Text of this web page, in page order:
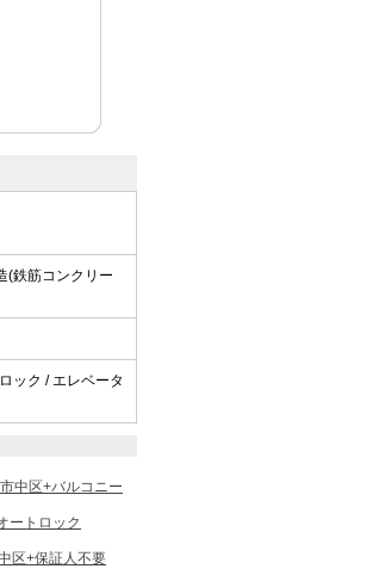
(鉄筋コンクリー
ック / エレベータ
中区+バルコニー
ートロック
区+保証人不要